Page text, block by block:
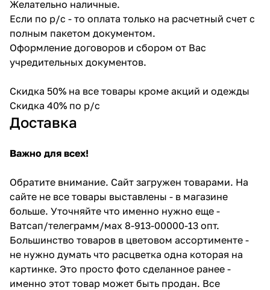
Желательно наличные.
Если по р/с - то оплата только на расчетный счет с
полным пакетом документом.
Оформление договоров и сбором от Вас
учредительных документов.
Скидка 50% на все товары кроме акций и одежды
Скидка 40% по р/с
Доставка
Важно для всех!
Обратите внимание. Сайт загружен товарами. На
сайте не все товары выставлены - в магазине
больше. Уточняйте что именно нужно еще -
Ватсап/телеграмм/мах 8-913-00000-13 опт.
Большинство товаров в цветовом ассортименте -
не нужно думать что расцветка одна которая на
картинке. Это просто фото сделанное ранее -
именно этот товар может быть продан. Все